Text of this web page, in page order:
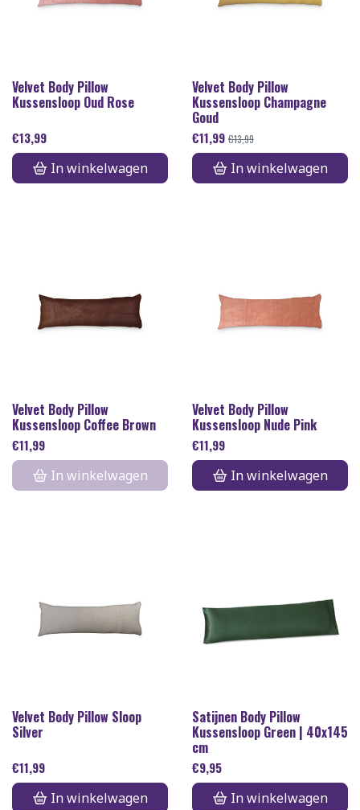
Velvet Body Pillow
Kussensloop Oud Rose
€13,99
In winkelwagen
Velvet Body Pillow
Kussensloop Champagne
Goud
€11,99 €13,99
In winkelwagen
Velvet Body Pillow
Kussensloop Coffee Brown
€11,99
In winkelwagen
Velvet Body Pillow
Kussensloop Nude Pink
€11,99
In winkelwagen
Velvet Body Pillow Sloop
Silver
€11,99
In winkelwagen
Satijnen Body Pillow
Kussensloop Green | 40x145
cm
€9,95
In winkelwagen